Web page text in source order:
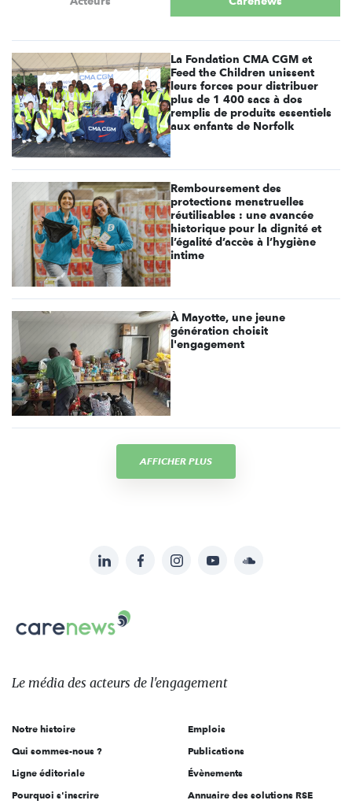
La Fondation CMA CGM et
Feed the Children unissent
leurs forces pour distribuer
plus de 1 400 sacs à dos
remplis de produits essentiels
aux enfants de Norfolk
Remboursement des
protections menstruelles
réutilisables : une avancée
historique pour la dignité et
l’égalité d’accès à l’hygiène
intime
À Mayotte, une jeune
génération choisit
l'engagement
AFFICHER PLUS
sur:
LinkedInFacebookInstagramYouTubeSoundcloud
Le
des
l'engagement
Le média des acteurs de l'engagement
Notre histoire
Qui sommes-nous ?
Ligne éditoriale
Pourquoi s'inscrire
Emplois
Publications
Évènements
Annuaire des solutions RSE